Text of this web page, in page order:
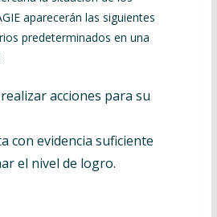
aparecerán las siguientes
predeterminados en una
acciones para su
con evidencia suficiente
el nivel de logro.